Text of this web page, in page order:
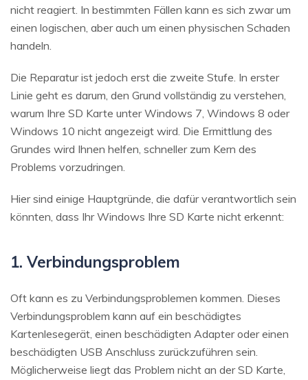
nicht reagiert. In bestimmten Fällen kann es sich zwar um
einen logischen, aber auch um einen physischen Schaden
handeln.
Die Reparatur ist jedoch erst die zweite Stufe. In erster
Linie geht es darum, den Grund vollständig zu verstehen,
warum Ihre SD Karte unter Windows 7, Windows 8 oder
Windows 10 nicht angezeigt wird. Die Ermittlung des
Grundes wird Ihnen helfen, schneller zum Kern des
Problems vorzudringen.
Hier sind einige Hauptgründe, die dafür verantwortlich sein
könnten, dass Ihr Windows Ihre SD Karte nicht erkennt:
1. Verbindungsproblem
Oft kann es zu Verbindungsproblemen kommen. Dieses
Verbindungsproblem kann auf ein beschädigtes
Kartenlesegerät, einen beschädigten Adapter oder einen
beschädigten USB Anschluss zurückzuführen sein.
Möglicherweise liegt das Problem nicht an der SD Karte,